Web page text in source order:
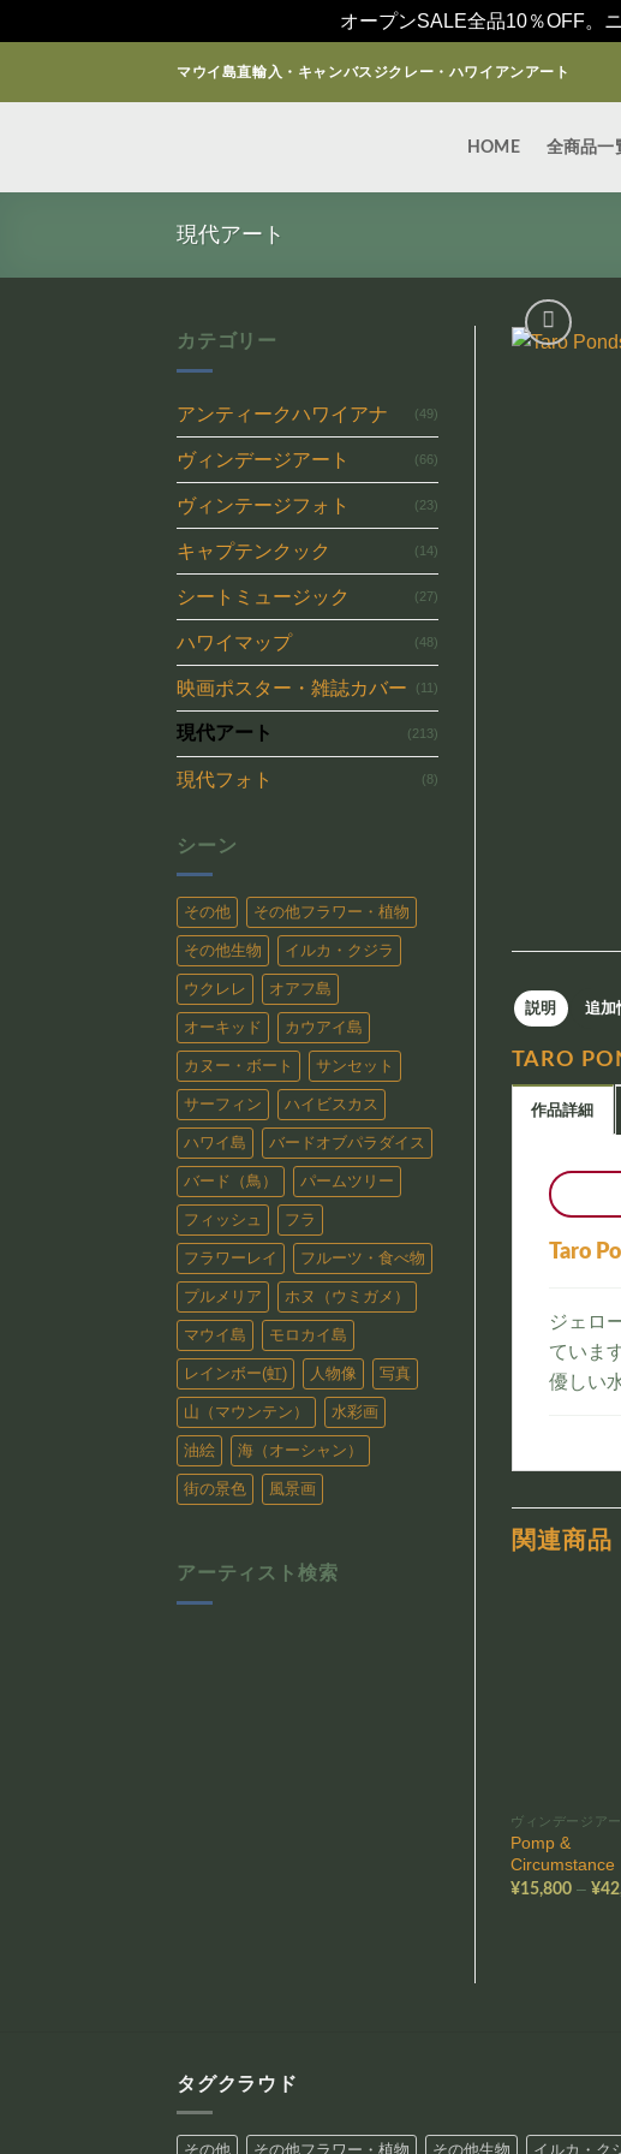
オープンSALE全品10％OFF。
マウイ島直輸入・キャンバスジクレー・ハワイアンアート
HOME 全商品一
現代アート
カテゴリー
アンティークハワイアナ (49)
ヴィンデージアート (66)
ヴィンテージフォト (23)
キャプテンクック (14)
シートミュージック (27)
ハワイマップ (48)
映画ポスター・雑誌カバー (11)
現代アート (213)
現代フォト (8)
シーン
その他 その他フラワー・植物
その他生物 イルカ・クジラ
ウクレレ オアフ島
オーキッド カウアイ島
カヌー・ボート サンセット
サーフィン ハイビスカス
ハワイ島 バードオブパラダイス
バード（鳥） パームツリー
フィッシュ フラ
フラワーレイ フルーツ・食べ物
プルメリア ホヌ（ウミガメ）
マウイ島 モロカイ島
レインボー(虹) 人物像 写真
山（マウンテン） 水彩画
油絵 海（オーシャン）
街の景色 風景画
アーティスト検索
説明 追加
TARO
作品詳細
Taro
ジェロ
ていま
優しい
関連商品
ヴィンデージアー
Pomp &
Circumstance
¥15,800 –¥
タグクラウド
その他 その他フラワー・植物 その他生物 イルカ・ク